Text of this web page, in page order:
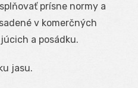
prísne normy a
v komerčných
a posádku.
jasu.